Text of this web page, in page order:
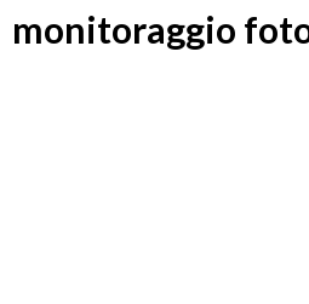
monitoraggio